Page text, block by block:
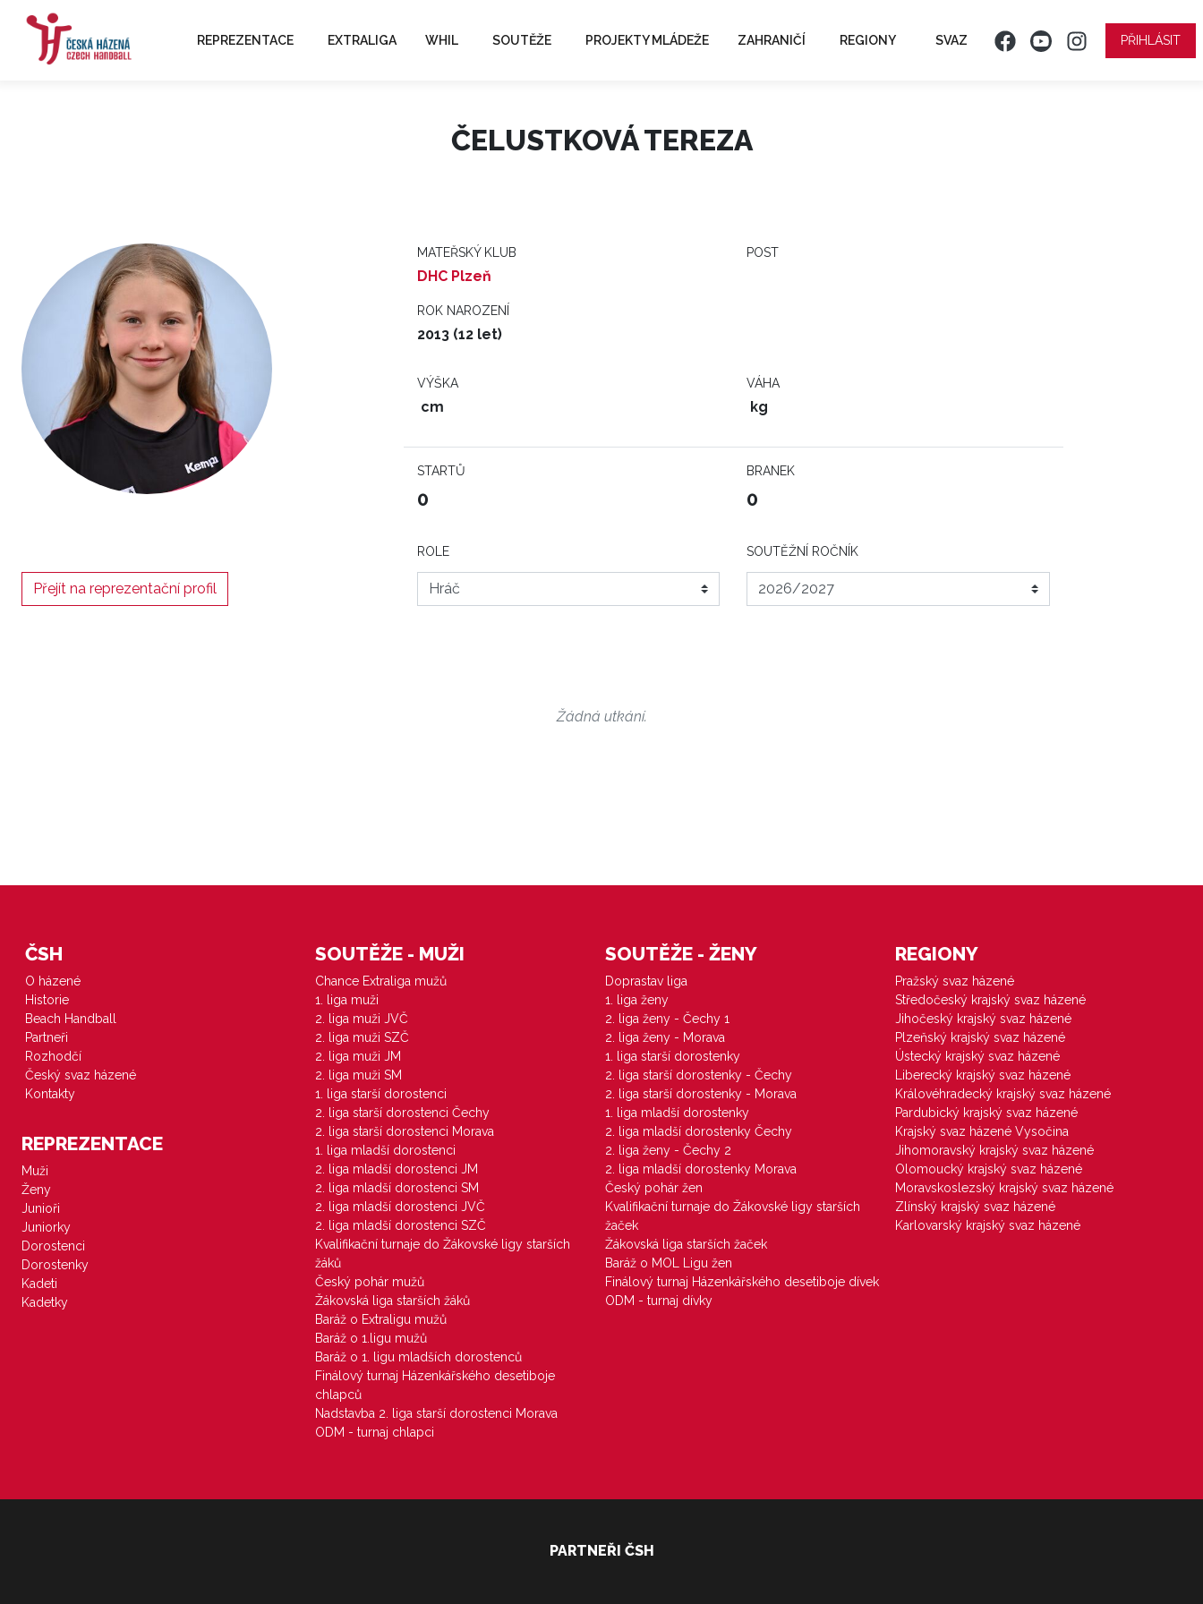
REPREZENTACE EXTRALIGA WHIL SOUTĚŽE PROJEKTY MLÁDEŽE ZAHRANIČÍ REGIONY SVAZ PŘIHLÁSIT
ČELUSTKOVÁ TEREZA
MATEŘSKÝ KLUB
DHC Plzeň
POST
ROK NAROZENÍ
2013 (12 let)
VÝŠKA
cm
VÁHA
kg
STARTŮ
0
BRANEK
0
Přejít na reprezentační profil
ROLE SOUTĚŽNÍ ROČNÍK
Žádná utkání.
ČSH
O házené
Historie
Beach Handball
Partneři
Rozhodčí
Český svaz házené
Kontakty
REPREZENTACE
Muži
Ženy
Junioři
Juniorky
Dorostenci
Dorostenky
Kadeti
Kadetky
SOUTĚŽE - MUŽI
Chance Extraliga mužů
1. liga muži
2. liga muži JVČ
2. liga muži SZČ
2. liga muži JM
2. liga muži SM
1. liga starší dorostenci
2. liga starší dorostenci Čechy
2. liga starší dorostenci Morava
1. liga mladší dorostenci
2. liga mladší dorostenci JM
2. liga mladší dorostenci SM
2. liga mladší dorostenci JVČ
2. liga mladší dorostenci SZČ
Kvalifikační turnaje do Žákovské ligy starších
žáků
Český pohár mužů
Žákovská liga starších žáků
Baráž o Extraligu mužů
Baráž o 1.ligu mužů
Baráž o 1. ligu mladších dorostenců
Finálový turnaj Házenkářského desetiboje
chlapců
Nadstavba 2. liga starší dorostenci Morava
ODM - turnaj chlapci
SOUTĚŽE - ŽENY
Doprastav liga
1. liga ženy
2. liga ženy - Čechy 1
2. liga ženy - Morava
1. liga starší dorostenky
2. liga starší dorostenky - Čechy
2. liga starší dorostenky - Morava
1. liga mladší dorostenky
2. liga mladší dorostenky Čechy
2. liga ženy - Čechy 2
2. liga mladší dorostenky Morava
Český pohár žen
Kvalifikační turnaje do Žákovské ligy starších
žaček
Žákovská liga starších žaček
Baráž o MOL Ligu žen
Finálový turnaj Házenkářského desetiboje dívek
ODM - turnaj dívky
REGIONY
Pražský svaz házené
Středočeský krajský svaz házené
Jihočeský krajský svaz házené
Plzeňský krajský svaz házené
Ústecký krajský svaz házené
Liberecký krajský svaz házené
Královéhradecký krajský svaz házené
Pardubický krajský svaz házené
Krajský svaz házené Vysočina
Jihomoravský krajský svaz házené
Olomoucký krajský svaz házené
Moravskoslezský krajský svaz házené
Zlínský krajský svaz házené
Karlovarský krajský svaz házené
PARTNEŘI ČSH